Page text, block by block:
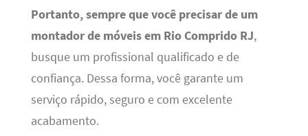
Portanto, sempre que você precisar de um
montador de móveis em Rio Comprido RJ,
busque um profissional qualificado e de
confiança. Dessa forma, você garante um
serviço rápido, seguro e com excelente
acabamento.